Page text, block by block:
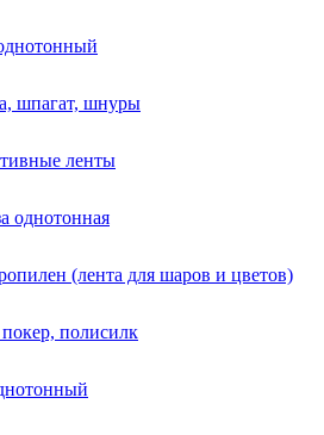
шпагат, шнуры
ленты
однотонная
(лента для шаров и цветов)
полисилк